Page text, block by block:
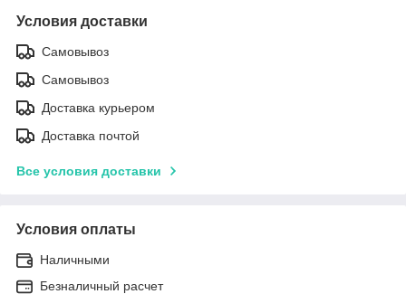
Условия доставки
Самовывоз
Самовывоз
Доставка курьером
Доставка почтой
Все условия доставки
Условия оплаты
Наличными
Безналичный расчет